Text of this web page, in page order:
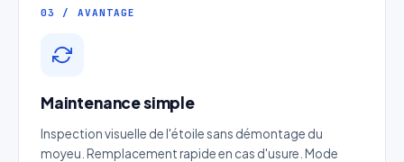
03 / AVANTAGE
Maintenance simple
Inspection visuelle de l'étoile sans démontage du
moyeu. Remplacement rapide en cas d'usure. Mode
Entreprise